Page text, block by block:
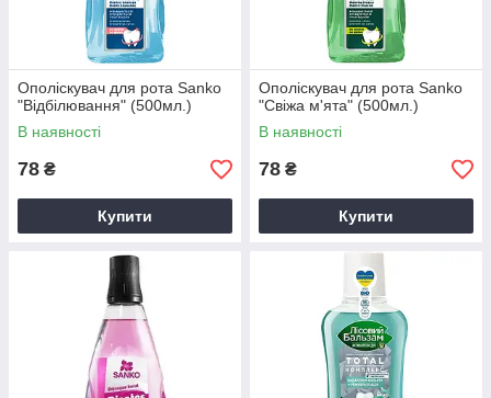
Ополіскувач для рота Sanko
"Відбілювання" (500мл.)
В наявності
78 ₴
Купити
Ополіскувач для рота Sanko
"Свіжа м'ята" (500мл.)
В наявності
78 ₴
Купити